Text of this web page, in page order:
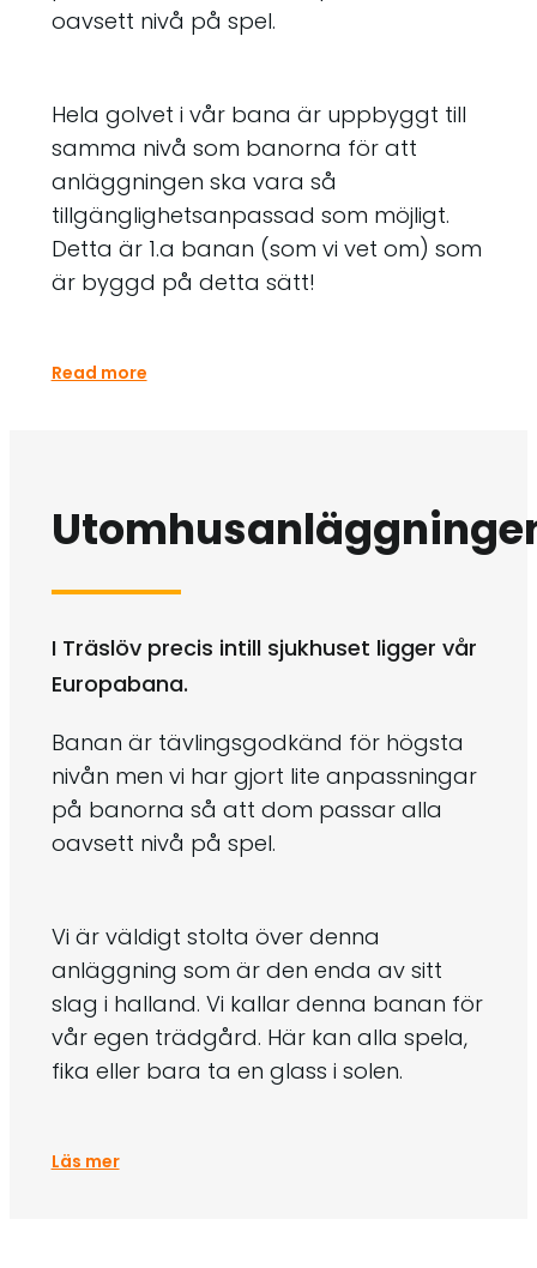
oavsett nivå på spel.
Hela golvet i vår bana är uppbyggt till
samma nivå som banorna för att
anläggningen ska vara så
tillgänglighetsanpassad som möjligt.
Detta är 1.a banan (som vi vet om) som
är byggd på detta sätt!
Read more
I Träslöv precis intill sjukhuset ligger vår
Europabana.
Banan är tävlingsgodkänd för högsta
nivån men vi har gjort lite anpassningar
på banorna så att dom passar alla
oavsett nivå på spel.
Vi är väldigt stolta över denna
anläggning som är den enda av sitt
slag i halland. Vi kallar denna banan för
vår egen trädgård. Här kan alla spela,
fika eller bara ta en glass i solen.
Läs mer